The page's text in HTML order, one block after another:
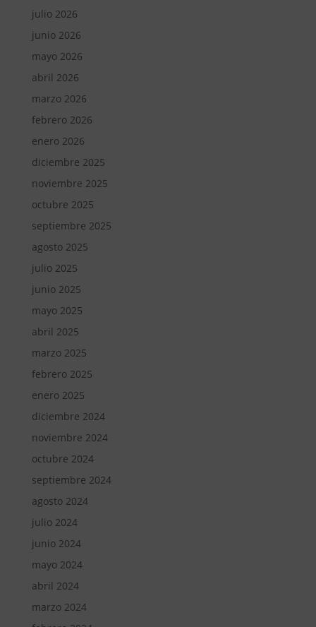
julio 2026
junio 2026
mayo 2026
abril 2026
marzo 2026
febrero 2026
enero 2026
diciembre 2025
noviembre 2025
octubre 2025
septiembre 2025
agosto 2025
julio 2025
junio 2025
mayo 2025
abril 2025
marzo 2025
febrero 2025
enero 2025
diciembre 2024
noviembre 2024
octubre 2024
septiembre 2024
agosto 2024
julio 2024
junio 2024
mayo 2024
abril 2024
marzo 2024